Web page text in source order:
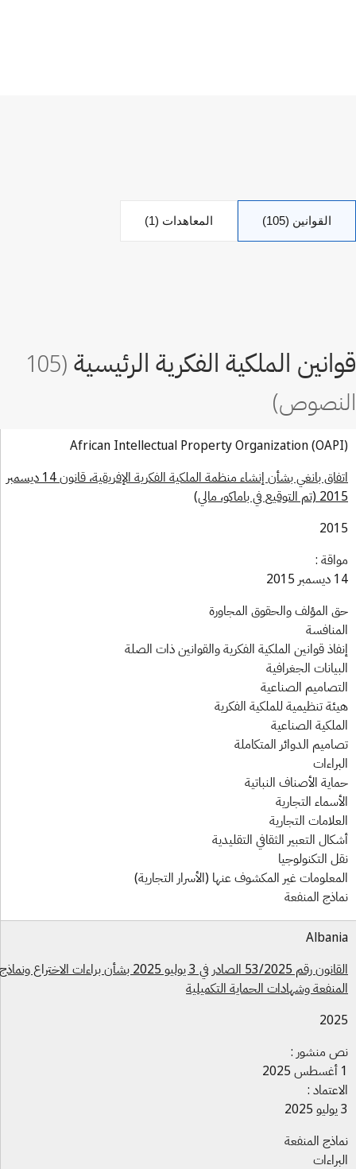
القوانين (105) المعاهدات (1)
African Intellectual Property Organization
اتفاق بانغي بشأن إنشاء منظمة الملكية الفكرية الإفريقية، قانون 14 ديسمبر
في باماكو، مالي)
:
المؤلف والحقوق المجاورة
قوانين الملكية الفكرية والقوانين ذات الصلة
الجغرافية
الصناعية
تنظيمية للملكية الفكرية
الصناعية
الدوائر المتكاملة
الأصناف النباتية
التجارية
التجارية
التعبير الثقافي التقليدية
التكنولوجيا
غير المكشوف عنها (الأسرار التجارية)
المنفعة
القانون رقم 53/2025 الصادر في 3 يوليو 2025 بشأن براءات الاختراع ونماذج
وشهادات الحماية التكميلية
منشور :
:
المنفعة